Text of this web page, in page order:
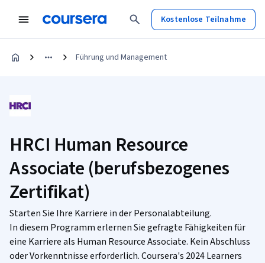
Kostenlose Teilnahme
Führung und Management
HRCI Human Resource
Associate (berufsbezogenes
Zertifikat)
Starten Sie Ihre Karriere in der Personalabteilung.
In diesem Programm erlernen Sie gefragte Fähigkeiten für
eine Karriere als Human Resource Associate. Kein Abschluss
oder Vorkenntnisse erforderlich. Coursera's 2024 Learners